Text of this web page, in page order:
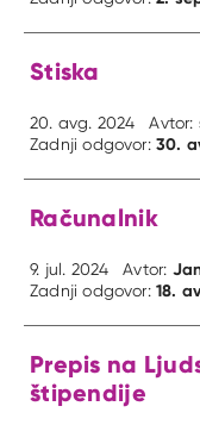
Stiska
20. avg. 2024 Avtor:
Zadnji odgovor:30.
Računalnik
9. jul. 2024 Avtor:
Zadnji odgovor:18.
Prepis na
štipendije